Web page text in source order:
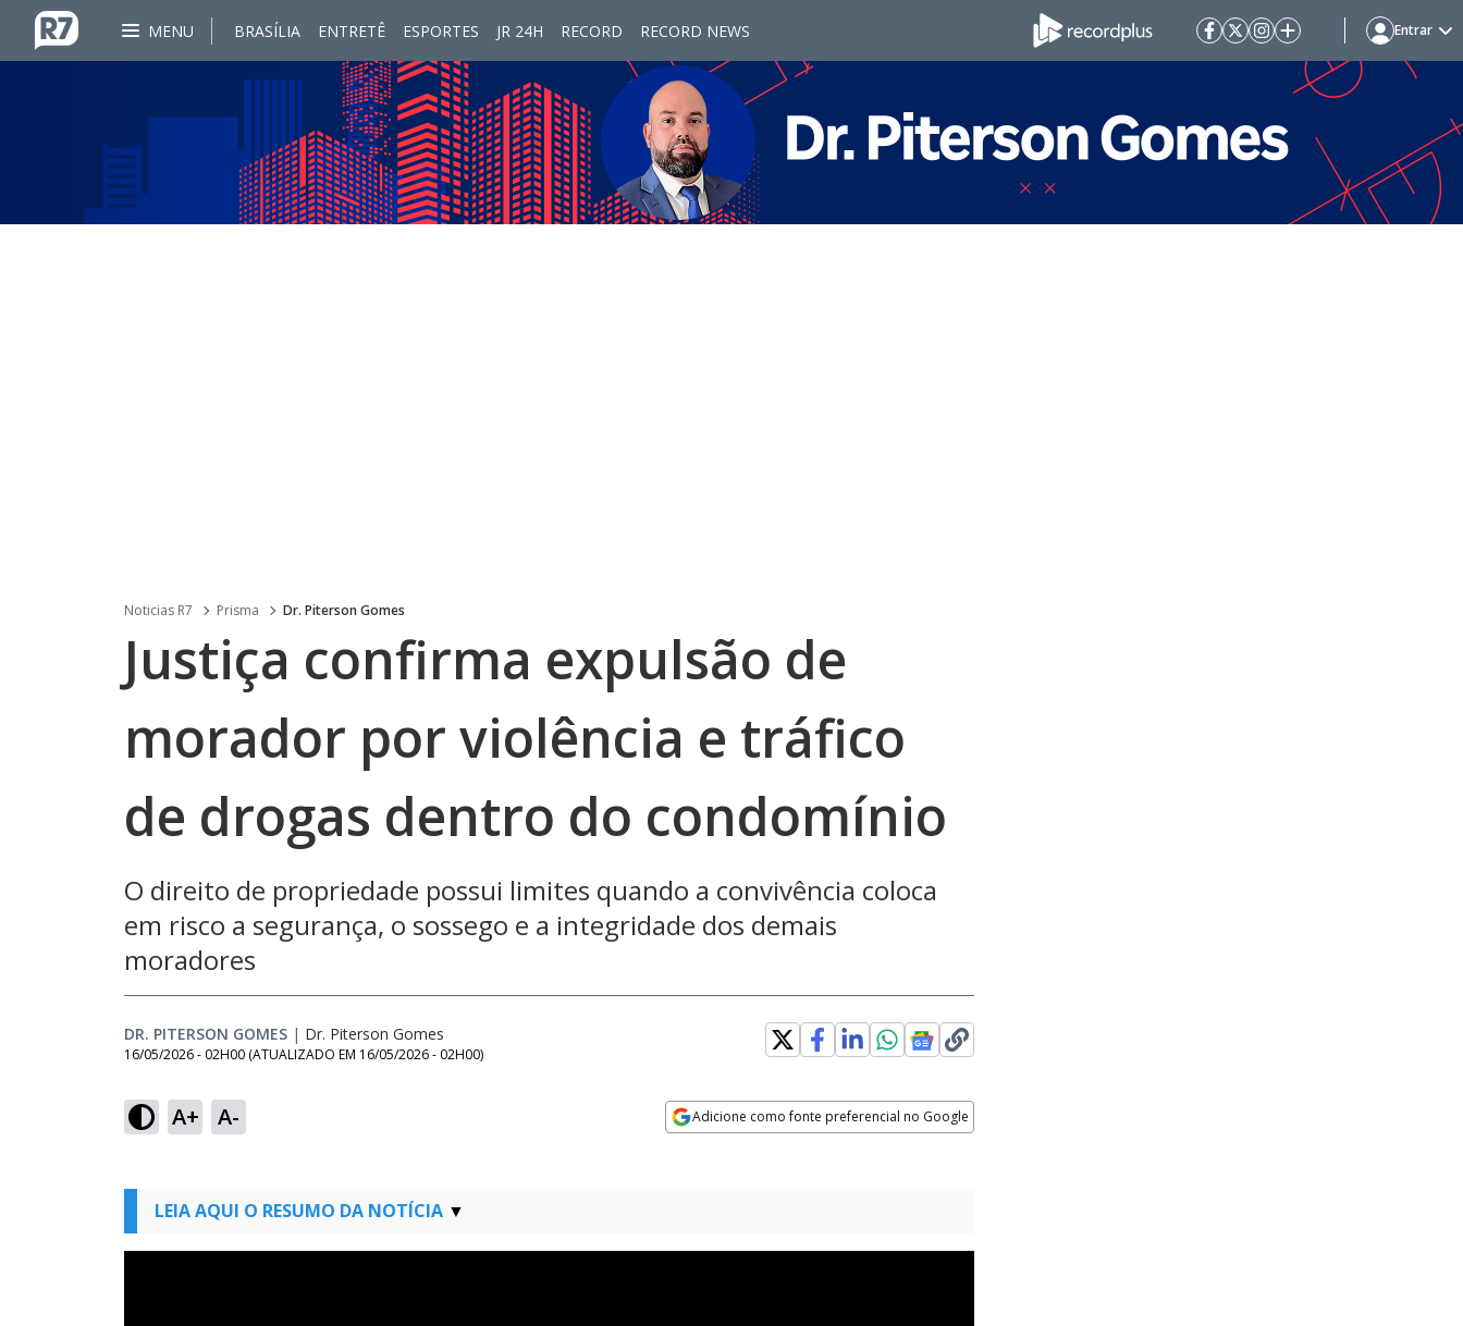
MENU BRASÍLIA ENTRETÊ ESPORTES JR 24H RECORD RECORD NEWS Entrar
Noticias R7 Prisma Dr. Piterson Gomes
Justiça confirma expulsão de
morador por violência e tráfico
de drogas dentro do condomínio
O direito de propriedade possui limites quando a convivência coloca
em risco a segurança, o sossego e a integridade dos demais
moradores
DR. PITERSON GOMES | Dr. Piterson Gomes
16/05/2026 - 02H00 (ATUALIZADO EM 16/05/2026 - 02H00)
A+ A- Adicione como fonte preferencial no Google
LEIA AQUI O RESUMO DA NOTÍCIA